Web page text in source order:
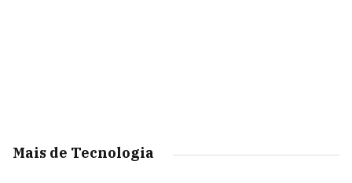
Mais de Tecnologia